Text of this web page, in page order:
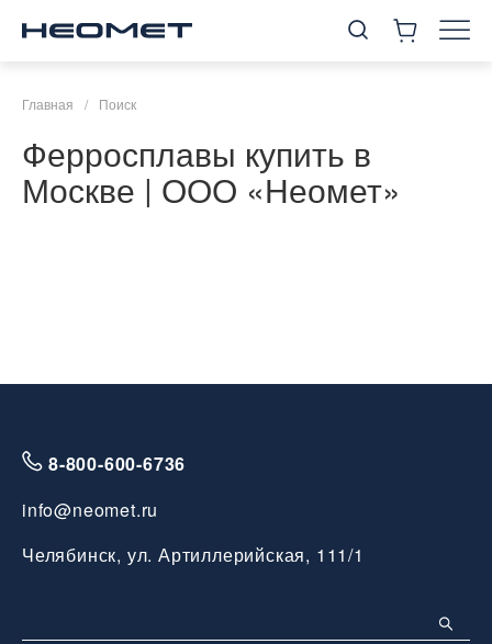
Главная / Поиск
Ферросплавы купить в
Москве | ООО «Неомет»
8-800-600-6736
info@neomet.ru
Челябинск, ул. Артиллерийская, 111/1